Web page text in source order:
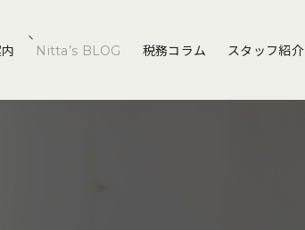
Nitta’s BLOG 税務コラム スタッフ紹介